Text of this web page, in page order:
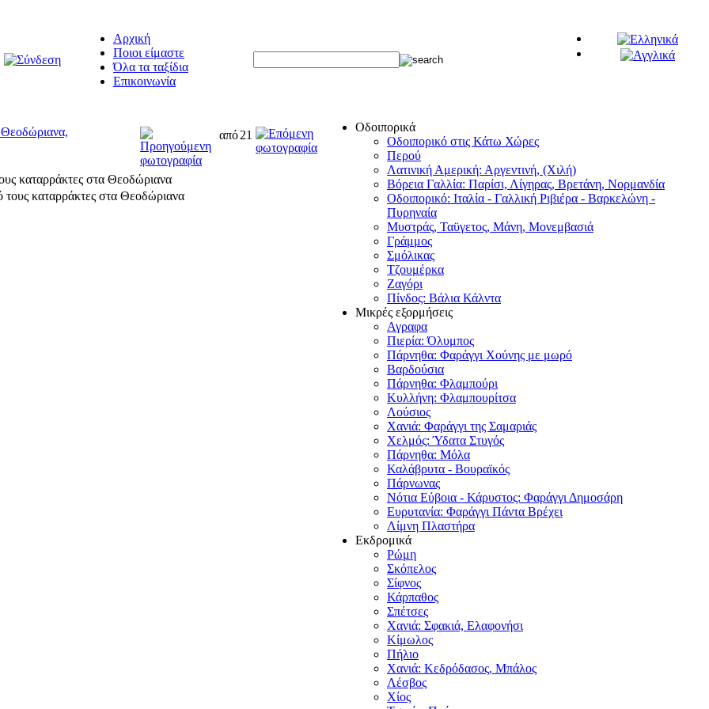
Αρχική
Ποιοι είμαστε
Όλα τα ταξίδια
Επικοινωνία
από21
καταρράκτες στα Θεοδώριανα
Οδοιπορικά
Οδοιπορικό στις Κάτω Χώρες
Περού
Λατινική Αμερική: Αργεντινή, (Χιλή)
Βόρεια Γαλλία: Παρίσι, Λίγηρας, Βρετάνη, Νορμανδία
Οδοιπορικό: Ιταλία - Γαλλική Ριβιέρα - Βαρκελώνη -
Πυρηναία
Μυστράς, Ταϋγετος, Μάνη, Μονεμβασιά
Γράμμος
Σμόλικας
Τζουμέρκα
Ζαγόρι
Πίνδος: Βάλια Κάλντα
Μικρές εξορμήσεις
Αγραφα
Πιερία: Όλυμπος
Πάρνηθα: Φαράγγι Χούνης με μωρό
Βαρδούσια
Πάρνηθα: Φλαμπούρι
Κυλλήνη: Φλαμπουρίτσα
Λούσιος
Χανιά: Φαράγγι της Σαμαριάς
Χελμός: Ύδατα Στυγός
Πάρνηθα: Μόλα
Καλάβρυτα - Βουραϊκός
Πάρνωνας
Νότια Εύβοια - Κάρυστος: Φαράγγι Δημοσάρη
Ευρυτανία: Φαράγγι Πάντα Βρέχει
Λίμνη Πλαστήρα
Εκδρομικά
Ρώμη
Σκόπελος
Σίφνος
Κάρπαθος
Σπέτσες
Χανιά: Σφακιά, Ελαφονήσι
Κίμωλος
Πήλιο
Χανιά: Κεδρόδασος, Μπάλος
Λέσβος
Χίος